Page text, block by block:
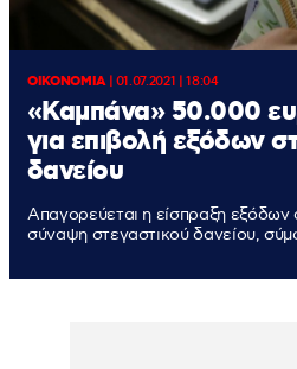
ΟΙΚΟΝΟΜΙΑ| 01.07.2021 | 18:04
«Καμπάνα» 50.000
για επιβολή εξόδων
δανείου
Απαγορεύεται η είσπραξη εξόδων
σύναψη στεγαστικού δανείου,